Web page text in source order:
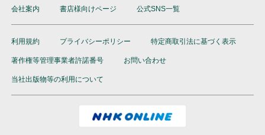
会社案内 書店様向けページ 公式SNS一覧
利用規約 プライバシーポリシー 特定商取引法に基づく表示
著作権等管理事業者許諾番号 お問い合わせ
当社出版物等の利用について